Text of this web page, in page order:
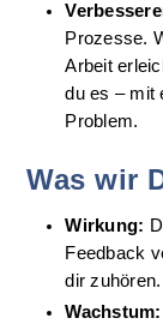
Prozesse.
Arbeit
du es – mit
Problem.
Was wir
Wirkung:
Feedback
dir zuhören.
Wachstum: